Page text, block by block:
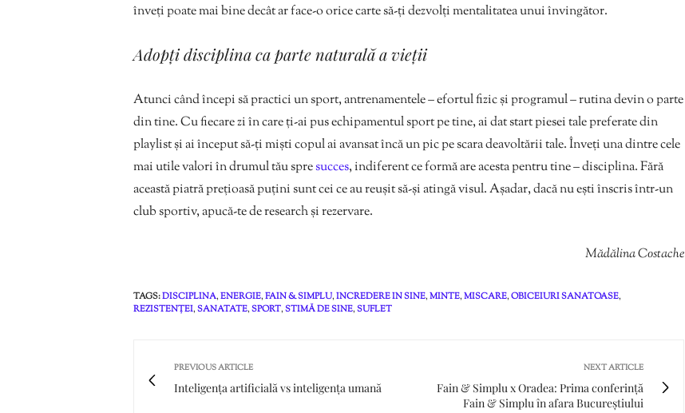
înveți poate mai bine decât ar face-o orice carte să-ți dezvolți mentalitatea unui învingător.
Adopți disciplina ca parte naturală a vieții
Atunci când începi să practici un sport, antrenamentele – efortul fizic și programul – rutina devin o parte
din tine. Cu fiecare zi în care ți-ai pus echipamentul sport pe tine, ai dat start piesei tale preferate din
playlist și ai început să-ți miști copul ai avansat încă un pic pe scara deavoltării tale. Înveți una dintre cele
mai utile valori în drumul tău spresucces, indiferent ce formă are acesta pentru tine – disciplina. Fără
această piatră prețioasă puțini sunt cei ce au reușit să-și atingă visul. Așadar, dacă nu ești înscris într-un
club sportiv, apucă-te de research și rezervare.
Mădălina Costache
TAGS:DISCIPLINA,ENERGIE,FAIN & SIMPLU,INCREDERE IN SINE,MINTE,MISCARE,OBICEIURI SANATOASE,
REZISTENȚEI,SANATATE,SPORT,STIMĂ DE SINE,SUFLET
PREVIOUS ARTICLE
Inteligența artificială vs inteligența umană
NEXT ARTICLE
Fain & Simplu x Oradea: Prima conferință
Fain & Simplu în afara Bucureștiului